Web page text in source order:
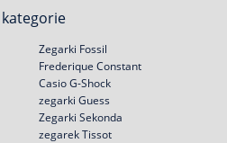
Zegarki Fossil
Frederique Constant
Casio G-Shock
zegarki Guess
Zegarki Sekonda
zegarek Tissot